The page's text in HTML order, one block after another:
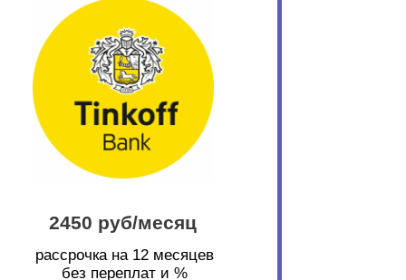
2450 руб/месяц
рассрочка на 12 месяцев
без переплат и %